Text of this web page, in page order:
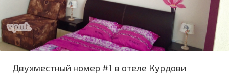
Двухместный номер #1 в отеле Курдови